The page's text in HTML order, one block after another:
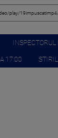
INSPECTORUL
17:00